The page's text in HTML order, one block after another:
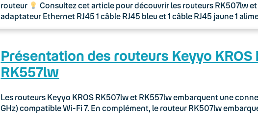
routeur
Consultez cet article pour découvrir les routeurs RK507lw et
adaptateur Ethernet RJ45 1 câble RJ45 bleu et 1 câble RJ45 jaune 1
Présentation des routeurs Keyyo KROS
RK557lw
Les routeurs Keyyo KROS RK507lw et RK557lw embarquent une
GHz) compatible Wi-Fi 7. En complément, le routeur RK507lw